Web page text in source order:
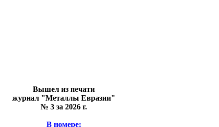
Вышел из печати
журнал "Металлы Евразии"
№ 3 за 2026 г.
В номере: